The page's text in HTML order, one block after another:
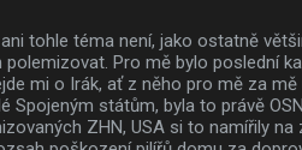
tohle téma není, jako ostatně
polemizovat. Pro mě bylo poslední
mi o Irák, ať z něho pro mě za
Spojeným státům, byla to právě
ZHN, USA si to namířily